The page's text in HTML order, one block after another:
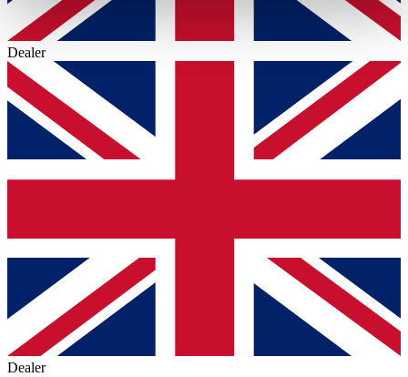
weiteren Daten zusammen, die Sie ihnen bereitgestellt
haben oder die sie im Rahmen Ihrer Nutzung der Dienste
gesammelt haben.
Dealer
Dealer